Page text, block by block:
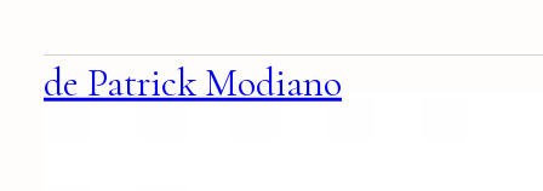
de Patrick Modiano